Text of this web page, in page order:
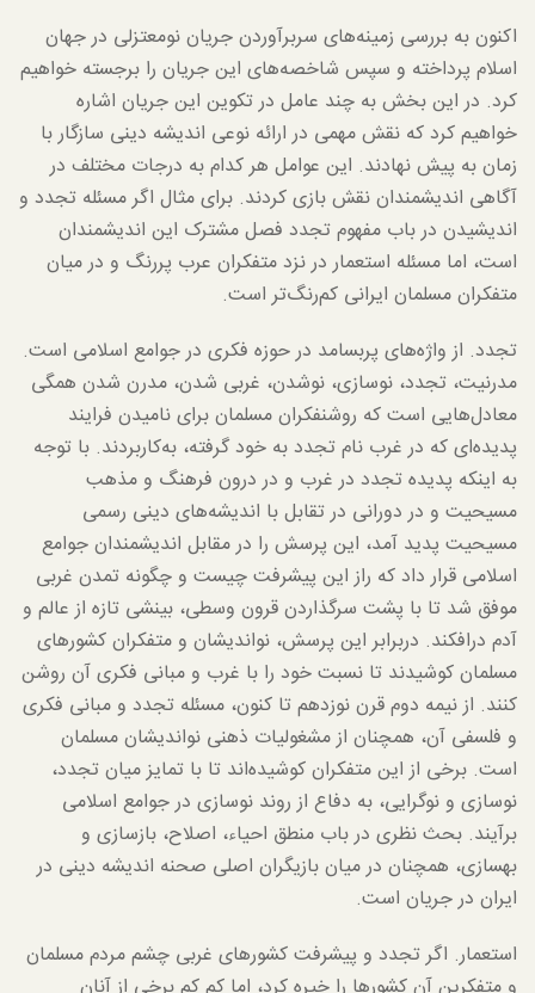
اکنون به بررسی زمینه‌های سربرآوردن جریان نومعتزلی در جهان
اسلام پرداخته و سپس شاخصه‌های این جریان را برجسته خواهیم
کرد. در این بخش به چند عامل در تکوین این جریان اشاره
خواهیم کرد که نقش مهمی در ارائه نوعی اندیشه دینی سازگار با
زمان به پیش نهادند. این عوامل هر کدام به درجات مختلف در
آگاهی اندیشمندان نقش بازی کردند. برای مثال اگر مسئله تجدد و
اندیشیدن در باب مفهوم تجدد فصل مشترک این اندیشمندان
است، اما مسئله استعمار در نزد متفکران عرب پررنگ و در میان
متفکران مسلمان ایرانی کم‌رنگ‌تر است.
تجدد. از واژه‌های پربسامد در حوزه فکری در جوامع اسلامی است.
مدرنیت، تجدد، نوسازی، نوشدن، غربی شدن، مدرن شدن همگی
معادل‌هایی است که روشنفکران مسلمان برای نامیدن فرایند
پدیده‌ای که در غرب نام تجدد به خود گرفته، به‌کاربردند. با توجه
به اینکه پدیده تجدد در غرب و در درون فرهنگ و مذهب
مسیحیت و در دورانی در تقابل با اندیشه‌های دینی رسمی
مسیحیت پدید آمد، این پرسش را در مقابل اندیشمندان جوامع
اسلامی قرار داد که راز این پیشرفت چیست و چگونه تمدن غربی
موفق شد تا با پشت سرگذاردن قرون وسطی، بینشی تازه از عالم و
آدم درافکند. دربرابر این پرسش، نواندیشان و متفکران کشورهای
مسلمان کوشیدند تا نسبت خود را با غرب و مبانی فکری آن روشن
کنند. از نیمه دوم قرن نوزدهم تا کنون، مسئله تجدد و مبانی فکری
و فلسفی آن، همچنان از مشغولیات ذهنی نواندیشان مسلمان
است. برخی از این متفکران کوشیده‌اند تا با تمایز میان تجدد،
نوسازی و نوگرایی، به دفاع از روند نوسازی در جوامع اسلامی
برآیند. بحث نظری در باب منطق احیاء، اصلاح، بازسازی و
بهسازی، همچنان در میان بازیگران اصلی صحنه اندیشه دینی در
ایران در جریان است.
استعمار. اگر تجدد و پیشرفت کشورهای غربی چشم مردم مسلمان